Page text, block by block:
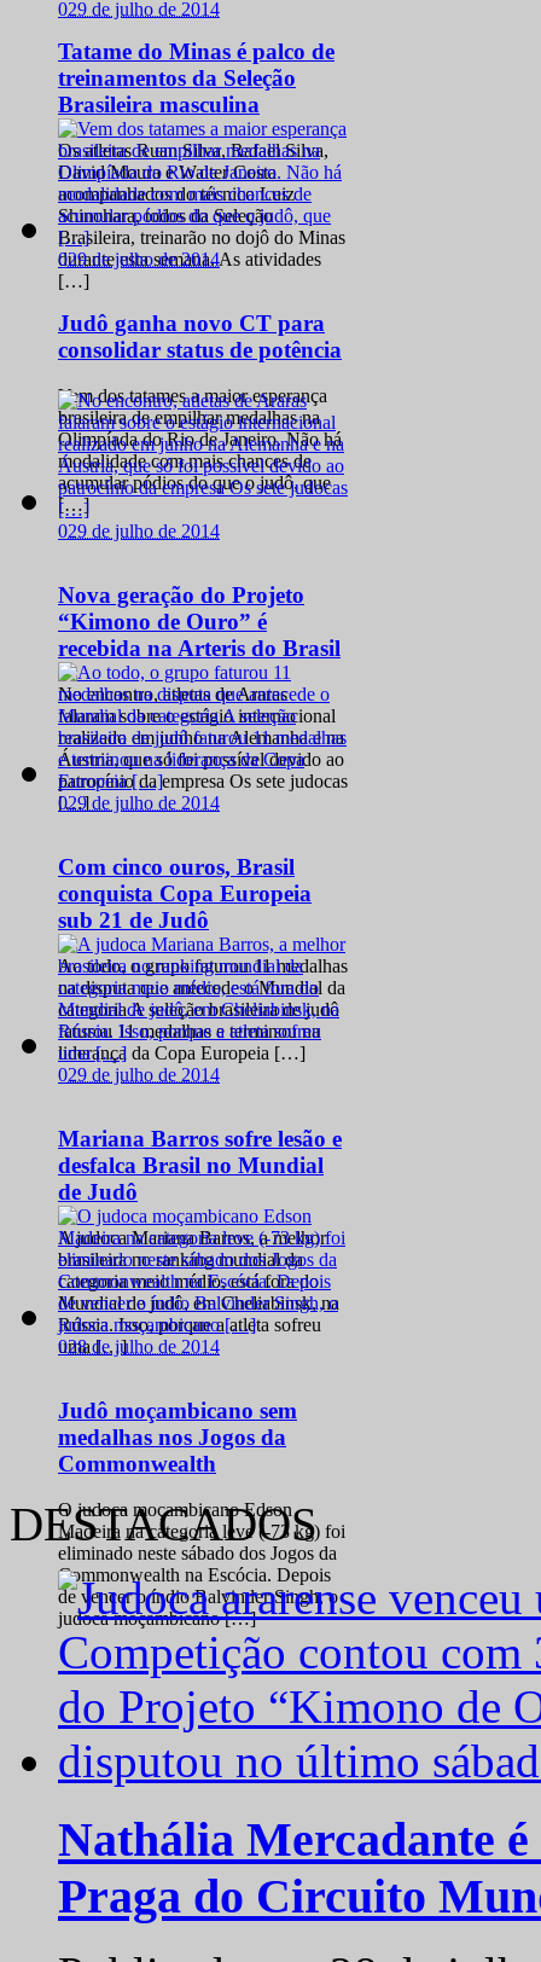
029 de julho de 2014
Tatame do Minas é palco de
treinamentos da Seleção
Brasileira masculina
Os atletas Ruan Silva, Rafael Silva,
David Moura e Walter Costa
acompanhados do técnico Luiz
Shinohara, todos da Seleção
Brasileira, treinarão no dojô do Minas
durante esta semana. As atividades
[…]
029 de julho de 2014
Judô ganha novo CT para
consolidar status de potência
Vem dos tatames a maior esperança
brasileira de empilhar medalhas na
Olimpíada do Rio de Janeiro. Não há
modalidade com mais chances de
acumular pódios do que o judô, que
[…]
029 de julho de 2014
Nova geração do Projeto
“Kimono de Ouro” é
recebida na Arteris do Brasil
No encontro, atletas de Araras
falaram sobre o estágio internacional
realizado em junho na Alemanha e na
Áustria, que só foi possível devido ao
patrocínio da empresa Os sete judocas
[…]
029 de julho de 2014
Com cinco ouros, Brasil
conquista Copa Europeia
sub 21 de Judô
Ao todo, o grupo faturou 11 medalhas
na disputa que antecede o Mundial da
categoria A seleção brasileira de judô
faturou 11 medalhas e terminou na
liderança da Copa Europeia […]
029 de julho de 2014
Mariana Barros sofre lesão e
desfalca Brasil no Mundial
de Judô
A judoca Mariana Barros, a melhor
brasileira no ranking mundial da
categoria meio médio, está fora do
Mundial de judô, em Cheliabinsk, na
Rússia. Isso, porque a atleta sofreu
uma […]
028 de julho de 2014
Judô moçambicano sem
medalhas nos Jogos da
Commonwealth
O judoca moçambicano Edson
Madeira na categoria leve (-73 kg) foi
eliminado neste sábado dos Jogos da
Commonwealth na Escócia. Depois
de vencer o índio Balvinder Singh, o
judoca moçambicano […]
DESTACADOS
Nathália Mercadante
Praga do Circuito